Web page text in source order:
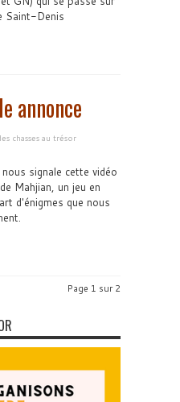
Saint-Denis
annonce
chasses au trésor
signale cette vidéo
Mahjian, un jeu en
d'énigmes que nous
Page 1 sur 2